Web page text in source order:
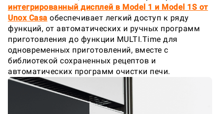
интегрированный дисплей в Model 1 и Model 1S от
Unox Casa обеспечивает легкий доступ к ряду
функций, от автоматических и ручных программ
приготовления до функции MULTI.Time для
одновременных приготовлений, вместе с
библиотекой сохраненных рецептов и
автоматических программ очистки печи.